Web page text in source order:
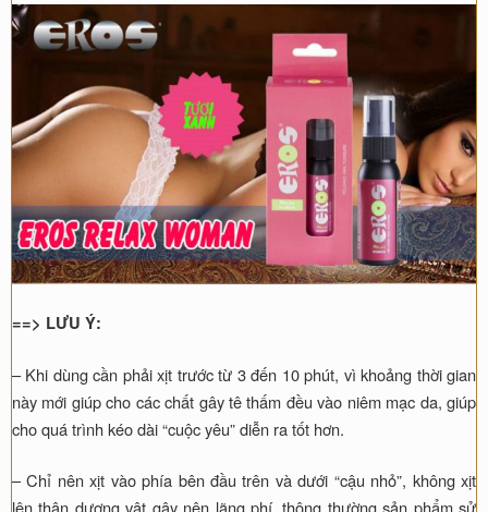
==> LƯU Ý:
– Khi dùng cần phải xịt trước từ 3 đến 10 phút, vì khoảng thời gian
này mới giúp cho các chất gây tê thấm đều vào niêm mạc da, giúp
cho quá trình kéo dài “cuộc yêu” diễn ra tốt hơn.
– Chỉ nên xịt vào phía bên đầu trên và dưới “cậu nhỏ”, không xịt
lên thân dương vật gây nên lãng phí, thông thường sản phẩm sử